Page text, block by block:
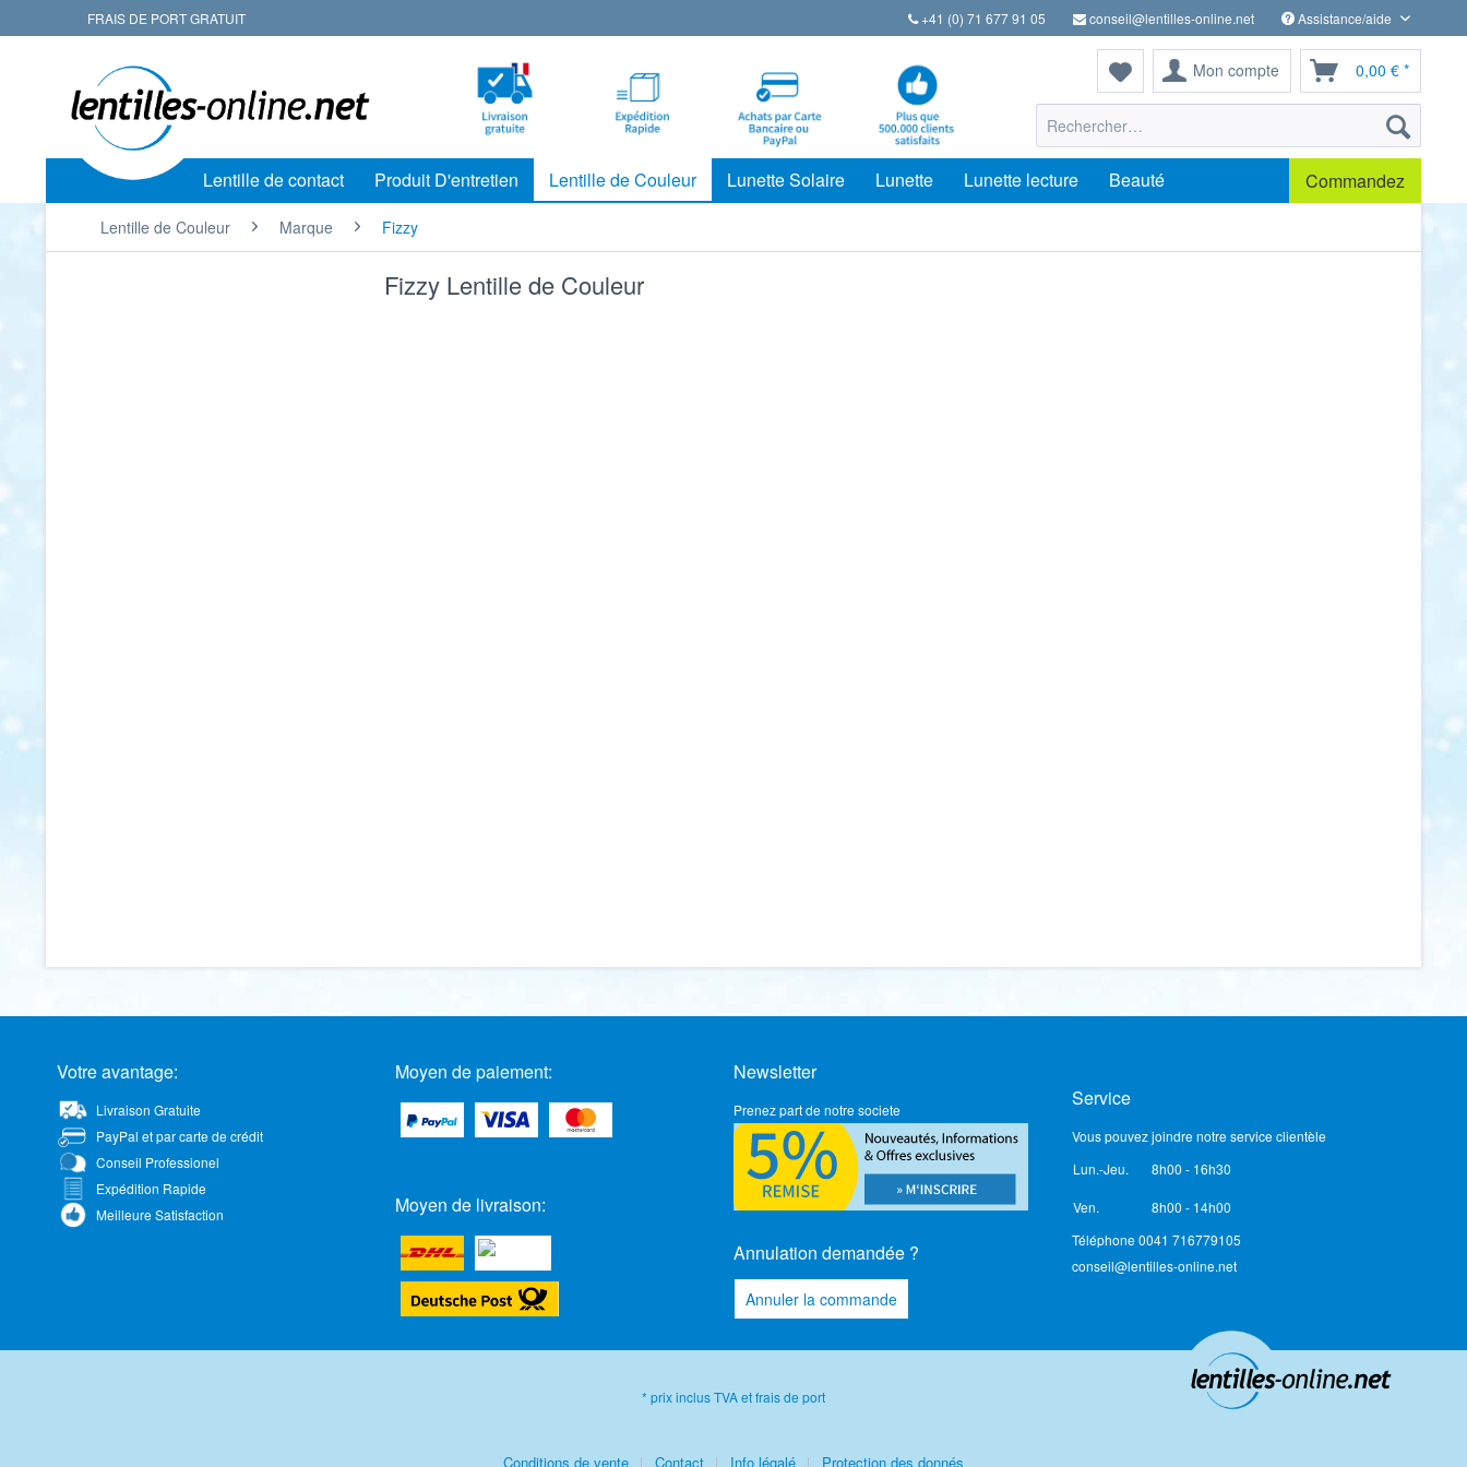
FRAIS DE PORT GRATUIT +41 (0) 71 677 91 05 conseil@lentilles-online.net Assistance/aide
Mon compte 0,00 € *
Lentille de contact Produit D'entretien Lentille de Couleur Lunette Solaire Lunette Lunette lecture Beauté Commandez
Lentille de Couleur Marque Fizzy
Fizzy Lentille de Couleur
Votre avantage:
Livraison Gratuite
PayPal et par carte de crédit
Conseil Professionel
Expédition Rapide
Meilleure Satisfaction
Moyen de paiement:
Moyen de livraison:
Newsletter
Prenez part de notre societe
Annulation demandée ?
Annuler la commande
Service
Vous pouvez joindre notre service clientèle
Lun.-Jeu.
8h00 - 16h30
Ven.
8h00 - 14h00
Téléphone 0041 716779105
conseil@lentilles-online.net
* prix inclus TVA et frais de port
Conditions de vente Contact Info légalé Protection des donnés